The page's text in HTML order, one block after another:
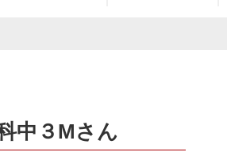
中３Mさん